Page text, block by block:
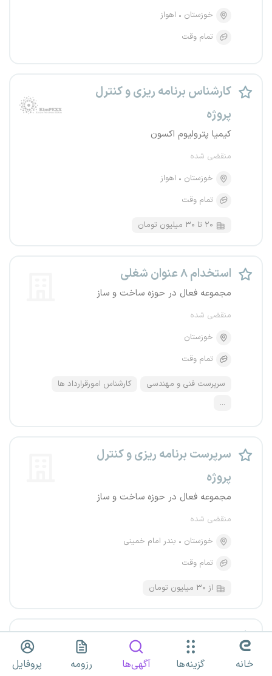
خوزستان
اهواز
تمام وقت
کارشناس برنامه ریزی و کنترل
پروژه
کیمیا پترولیوم اکسون
منقضی شده
خوزستان
اهواز
تمام وقت
۲۰ تا ۳۰ میلیون تومان
استخدام ۸ عنوان شغلی
مجموعه فعال در حوزه ساخت و ساز
منقضی شده
خوزستان
تمام وقت
سرپرست فنی و مهندسی
کارشناس امورقرارداد ها
...
سرپرست برنامه ریزی و کنترل
پروژه
مجموعه فعال در حوزه ساخت و ساز
منقضی شده
خوزستان
بندر امام خمینی
تمام وقت
از ۳۰ میلیون تومان
استخدام ۱۷ عنوان شغلی
گروه صنعتی نوین چوب خوزستان
خانه گزینه‌ها آگهی‌ها رزومه پروفایل